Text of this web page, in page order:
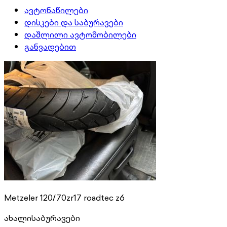
ავტონაწილები
დისკები და საბურავები
დაშლილი ავტომობილები
განვადებით
Metzeler 120/70zr17 roadtec z6
ახალისაბურავები